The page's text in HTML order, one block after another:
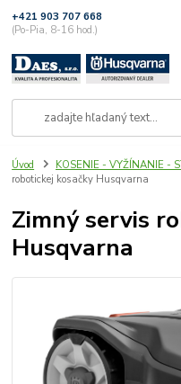
+421 903 707 668
(Po-Pia, 8-16 hod.)
Úvod KOSENIE - VYŽÍNANIE -
robotickej kosačky Husqvarna
Zimný servis
Husqvarna